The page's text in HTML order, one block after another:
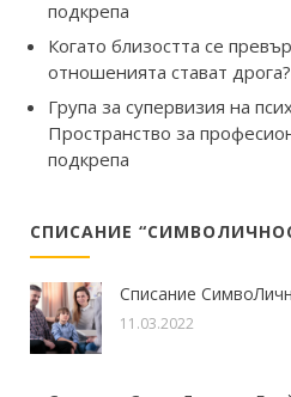
подкрепа
Когато близостта се
отношенията стават дрога?
Група за супервизия на
Пространство за
подкрепа
СПИСАНИЕ
Списание
11.03.2022